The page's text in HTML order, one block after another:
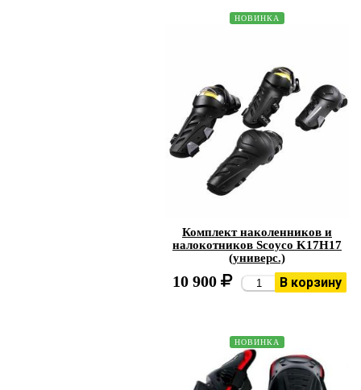
НОВИНКА
Комплект наколенников и
налокотников Scoyco K17H17
(универс.)
10 900 В корзину
НОВИНКА